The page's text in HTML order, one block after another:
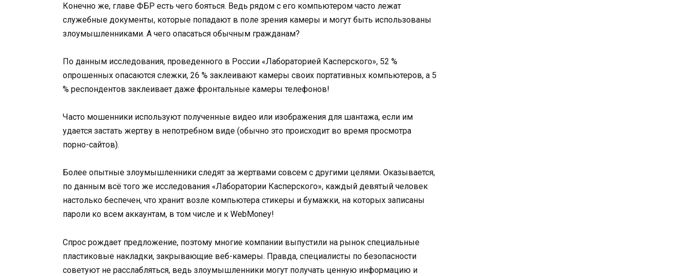
Конечно же, главе ФБР есть чего бояться. Ведь рядом с его компьютером часто лежат
служебные документы, которые попадают в поле зрения камеры и могут быть использованы
злоумышленниками. А чего опасаться обычным гражданам?
По данным исследования, проведенного в России «Лабораторией Касперского», 52 %
опрошенных опасаются слежки, 26 % заклеивают камеры своих портативных компьютеров, а 5
% респондентов заклеивает даже фронтальные камеры телефонов!
Часто мошенники используют полученные видео или изображения для шантажа, если им
удается застать жертву в непотребном виде (обычно это происходит во время просмотра
порно-сайтов).
Более опытные злоумышленники следят за жертвами совсем с другими целями. Оказывается,
по данным всё того же исследования «Лаборатории Касперского», каждый девятый человек
настолько беспечен, что хранит возле компьютера стикеры и бумажки, на которых записаны
пароли ко всем аккаунтам, в том числе и к WebMoney!
Спрос рождает предложение, поэтому многие компании выпустили на рынок специальные
пластиковые накладки, закрывающие веб-камеры. Правда, специалисты по безопасности
советуют не расслабляться, ведь злоумышленники могут получать ценную информацию и